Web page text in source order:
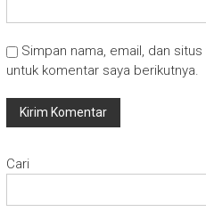
Simpan nama, email, dan
untuk komentar saya berikutnya.
Cari